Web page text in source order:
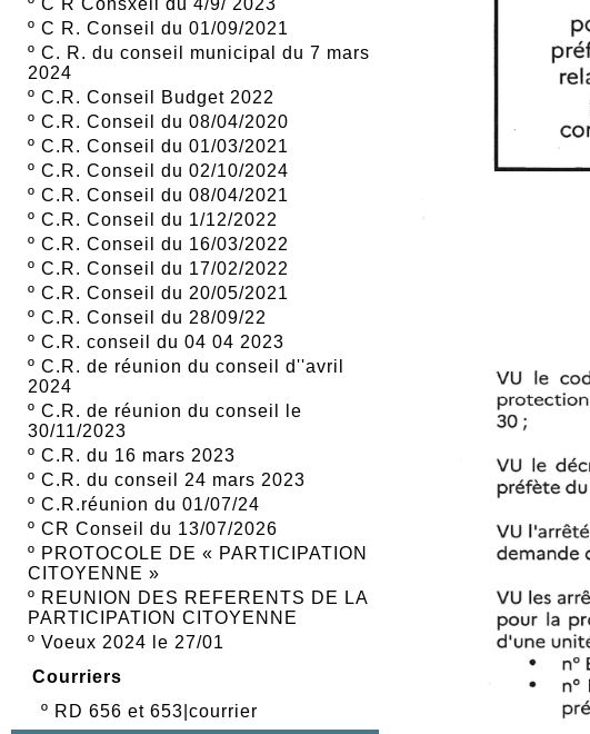
º C R Consxeil du 4/9/ 2023
º C R. Conseil du 01/09/2021
º C. R. du conseil municipal du 7 mars
2024
º C.R. Conseil Budget 2022
º C.R. Conseil du 08/04/2020
º C.R. Conseil du 01/03/2021
º C.R. Conseil du 02/10/2024
º C.R. Conseil du 08/04/2021
º C.R. Conseil du 1/12/2022
º C.R. Conseil du 16/03/2022
º C.R. Conseil du 17/02/2022
º C.R. Conseil du 20/05/2021
º C.R. Conseil du 28/09/22
º C.R. conseil du 04 04 2023
º C.R. de réunion du conseil d''avril
2024
º C.R. de réunion du conseil le
30/11/2023
º C.R. du 16 mars 2023
º C.R. du conseil 24 mars 2023
º C.R.réunion du 01/07/24
º CR Conseil du 13/07/2026
º PROTOCOLE DE « PARTICIPATION
CITOYENNE »
º REUNION DES REFERENTS DE LA
PARTICIPATION CITOYENNE
º Voeux 2024 le 27/01
Courriers
º RD 656 et 653|courrier